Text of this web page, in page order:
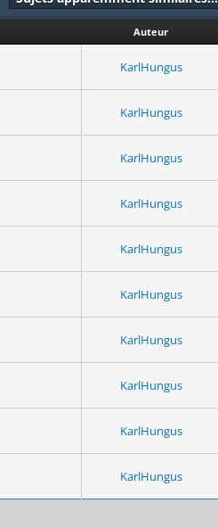
Auteur
KarlHungus
KarlHungus
KarlHungus
KarlHungus
KarlHungus
KarlHungus
KarlHungus
KarlHungus
KarlHungus
KarlHungus